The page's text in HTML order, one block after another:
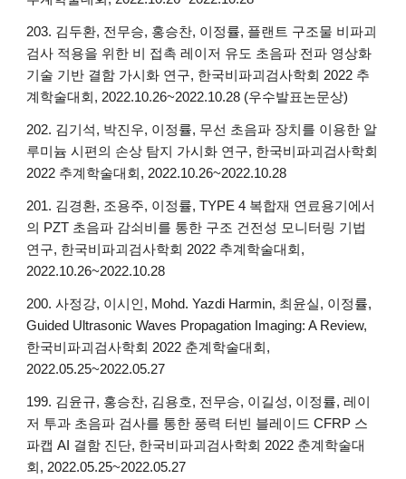
203. 김두환, 전무승, 홍승찬, 이정률, 플랜트 구조물 비파괴
검사 적용을 위한 비 접촉 레이저 유도 초음파 전파 영상화
기술 기반 결함 가시화 연구, 한국비파괴검사학회 2022 추
계학술대회, 2022.10.26~2022.10.28 (우수발표논문상)
202. 김기석, 박진우, 이정률, 무선 초음파 장치를 이용한 알
루미늄 시편의 손상 탐지 가시화 연구, 한국비파괴검사학회
2022 추계학술대회, 2022.10.26~2022.10.28
201. 김경환, 조용주, 이정률, TYPE 4 복합재 연료용기에서
의 PZT 초음파 감쇠비를 통한 구조 건전성 모니터링 기법
연구, 한국비파괴검사학회 2022 추계학술대회,
2022.10.26~2022.10.28
200. 사정강, 이시인, Mohd. Yazdi Harmin, 최윤실, 이정률,
Guided Ultrasonic Waves Propagation Imaging: A Review,
한국비파괴검사학회 2022 춘계학술대회,
2022.05.25~2022.05.27
199. 김윤규, 홍승찬, 김용호, 전무승, 이길성, 이정률, 레이
저 투과 초음파 검사를 통한 풍력 터빈 블레이드 CFRP 스
파캡 AI 결함 진단, 한국비파괴검사학회 2022 춘계학술대
회, 2022.05.25~2022.05.27